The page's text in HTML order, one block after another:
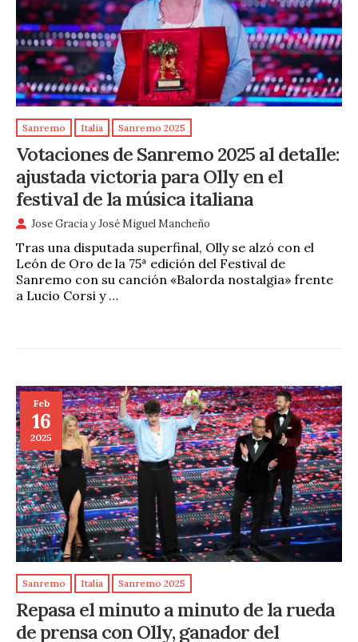
Sanremo Italia Sanremo 2025
Votaciones de Sanremo 2025 al detalle:
ajustada victoria para Olly en el
festival de la música italiana
Jose GraciayJosé Miguel Mancheño
Tras una disputada superfinal, Olly se alzó con el
León de Oro de la 75ª edición del Festival de
Sanremo con su canción «Balorda nostalgia» frente
a Lucio Corsi y …
Feb
16
2025
Sanremo Italia Sanremo 2025
Repasa el minuto a minuto de la rueda
de prensa con Olly, ganador del